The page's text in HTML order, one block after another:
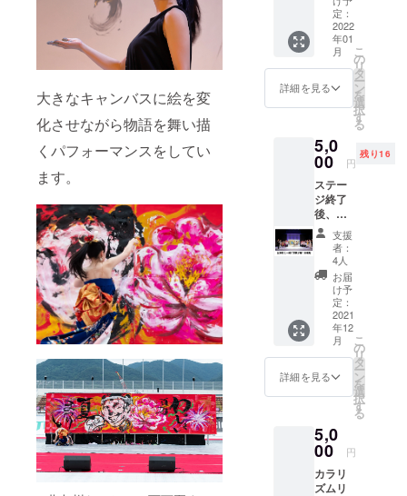
大きなキャンバスに絵を変
化させながら物語を舞い描
くパフォーマンスをしてい
ます。
ン入り
でお届
けしま
す。 ・
額など
は付き
ませ
ん。 ・
こちら
で負担
しま
す。
定：
2022
年01
月
詳細を見る
こ
の
リ
タ
ー
ン
を
選
択
す
る
5,0
00 円
残り16
ステー
ジ終了
後、出
演者全
員と集
合写真
が撮れ
る権利
です。
・2021
年12月
28日、
門司市
民会館
でのイ
ベント
ます。
・チ
ケット
はつい
ており
支援
者：
4人
お届
け予
定：
2021
年12
月
詳細を見る
こ
の
リ
タ
ー
ン
を
選
択
す
る
5,0
00 円
カラリ
ズムリ